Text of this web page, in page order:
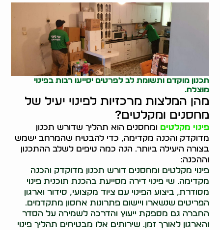
תכנון מוקדם ותשומת לב לפרטים יסייעו רבות בפינוי
מוצלח.
מהן המלצות מרכזיות לפינוי יעיל של
מחסנים ומקלטים?
פינוי מקלטים ומחסנים הוא תהליך שדורש תכנון
מדוקדק והכנה מקדימה, כדי להבטיח שהמרחב ישמש
בצורה היעילה ביותר. הנה כמה טיפים לשלב ההתכנון
וההכנה:
פינוי מקלטים ומחסנים דורש תכנון מדוקדק והכנה
מקדימה. שי פינוי דירה מסייעת בהכנת תוכנית פינוי
מסודרת, ביצוע הפינוי עם ציוד מקצועי, סידור וארגון
הפריטים שנשארו ויישום פתרונות אחסון מתקדמים.
החברה גם מספקת ייעוץ והדרכה לשמירה על הסדר
והארגון לאורך זמן. שירותים אלו מבטיחים תהליך פינוי